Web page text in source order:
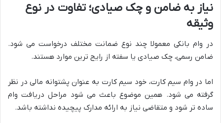
نیاز به ضامن و چک صیادی؛ تفاوت در نوع
وثیقه
در وام بانکی معمولا چند نوع ضمانت مختلف درخواست می شود.
ضامن رسمی، چک صیادی یا سفته از رایج ترین موارد هستند.
اما در وام سیم کارت، خود سیم کارت به عنوان پشتوانه مالی در نظر
گرفته می شود. همین موضوع باعث می شود مراحل دریافت وام
ساده تر شود و متقاضی نیاز به ارائه مدارک پیچیده نداشته باشد.